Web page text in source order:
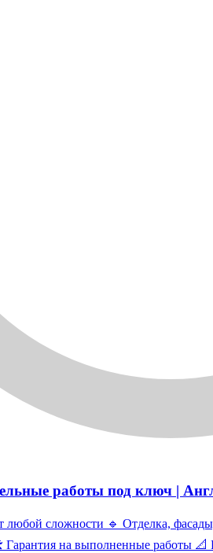
работы под ключ |
любой сложности 🔹 Отделка,
на выполненные работы 📐